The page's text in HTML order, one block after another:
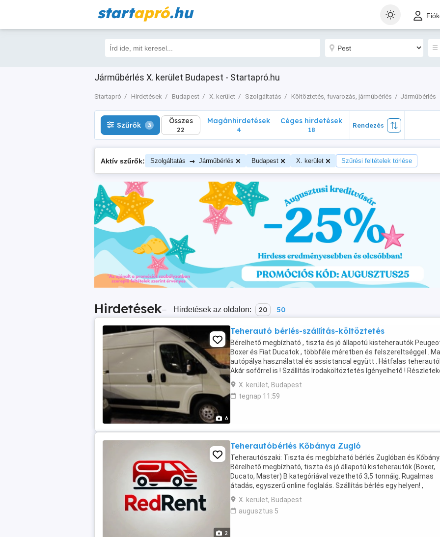
startapró.hu
Járműbérlés X. kerület Budapest - Startapró.hu
Startapró Hirdetések Budapest X. kerület Szolgáltatás Költöztetés, fuvarozás, járműbérlés Járműbérlés
Szűrők 3 Összes
22
Szűrők 3 Összes
22
Magánhirdetések
4
Céges hirdetések
18
Rendezés
Aktív szűrők: Szolgáltatás → Járműbérlés Budapest X. kerület Szűrési feltételek törlése
Hirdetések– Hirdetések az oldalon: 20 50
6
Teherautó bérlés-szállítás-költöztetés
Bérelhető megbízható , tiszta és jó állapotú kisteherautók
Boxer és Fiat Ducatok , többféle méretben és felszereltséggel .
autópálya használattal és assistancal együtt . Hátfalas
Akár sofőrrel is ! Szállítás Irodaköltöztetés Igényelhető !
érdeklődjön ! 06308771840 RedRent ...
X. kerület, Budapest
tegnap 11:59
2
Teherautóbérlés Kőbánya Zugló
Teherautószaki: Tiszta és megbízható bérlés Zuglóban és
Bérelhető megbízható, tiszta és jó állapotú kisteherautók (Boxer,
Ducato, Master) B kategóriával vezethető 3,5 tonnáig. Rugalmas
átadás, egyszerű online foglalás. Szállítás bérlés egy helyen! ,
06308771840
X. kerület, Budapest
augusztus 5